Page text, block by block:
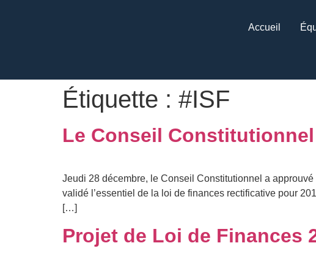
Accueil
Étiquette : #ISF
Le Conseil
Jeudi 28 décembre, le Conseil Constitutionnel a
validé l’essentiel de la loi de finances rectificative pour
[…]
Projet de Loi de Finances